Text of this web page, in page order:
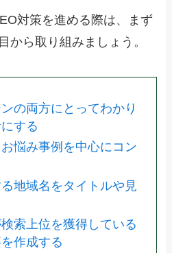
対策を進める際は、まず
から取り組みましょう。
の両方にとってわかり
する
悩み事例を中心にコン
地域名をタイトルや見
索上位を獲得している
作成する